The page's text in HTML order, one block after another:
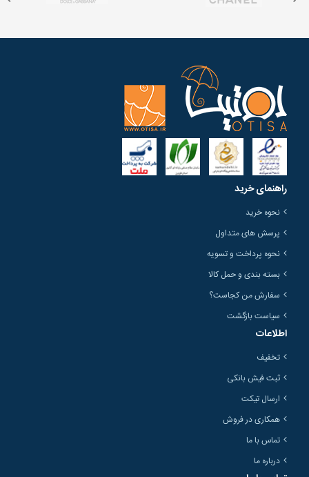
راهنمای خرید
نحوه خرید
پرسش های متداول
نحوه پرداخت و تسویه
بسته بندی و حمل کالا
سفارش من کجاست؟
سیاست بازگشت
اطلاعات
تخفیف
ثبت فیش بانکی
ارسال تیکت
همکاری در فروش
تماس با ما
درباره ما